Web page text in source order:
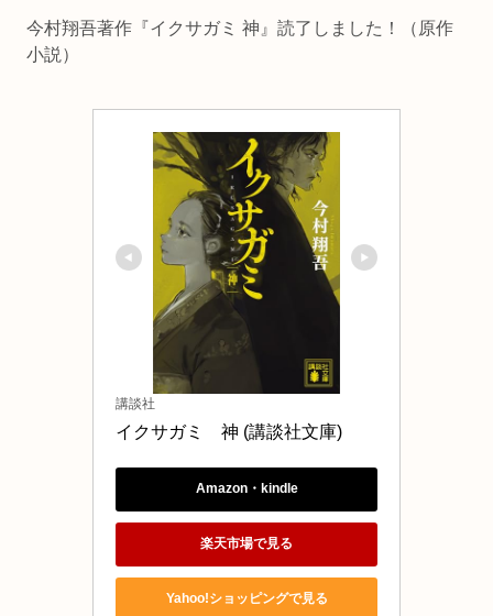
今村翔吾著作『イクサガミ 神』読了しました！（原作
小説）
講談社
イクサガミ　神 (講談社文庫)
Amazon・kindle
楽天市場で見る
Yahoo!ショッピングで見る